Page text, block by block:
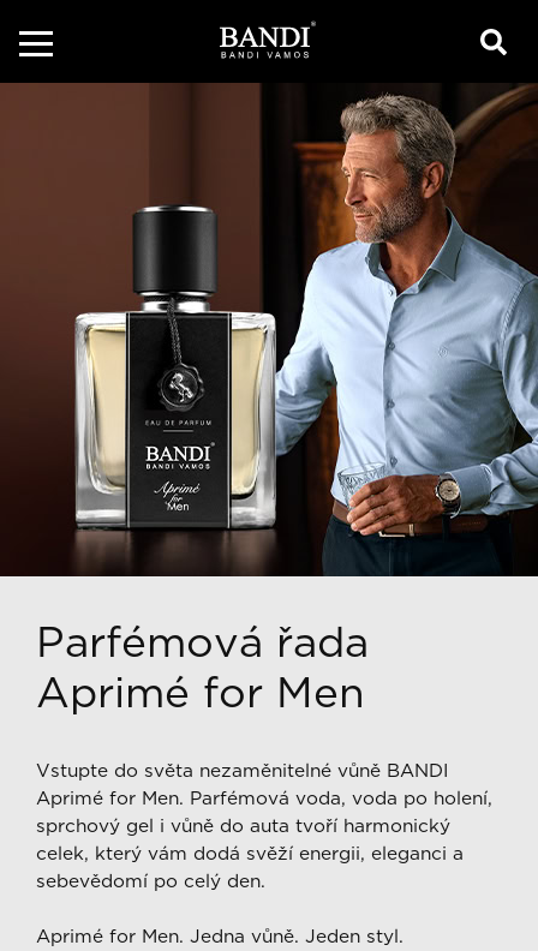
Parfémová řada
Aprimé for Men
Vstupte do světa nezaměnitelné vůně BANDI
Aprimé for Men. Parfémová voda, voda po holení,
sprchový gel i vůně do auta tvoří harmonický
celek, který vám dodá svěží energii, eleganci a
sebevědomí po celý den.
Aprimé for Men. Jedna vůně. Jeden styl.